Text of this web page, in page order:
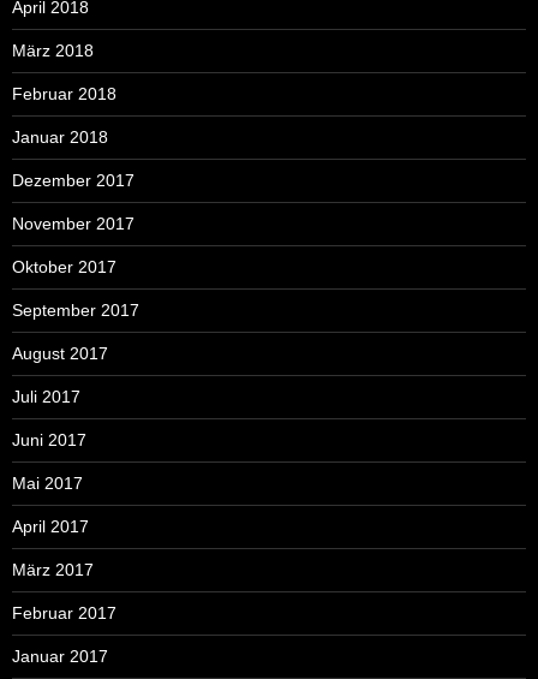
April 2018
März 2018
Februar 2018
Januar 2018
Dezember 2017
November 2017
Oktober 2017
September 2017
August 2017
Juli 2017
Juni 2017
Mai 2017
April 2017
März 2017
Februar 2017
Januar 2017